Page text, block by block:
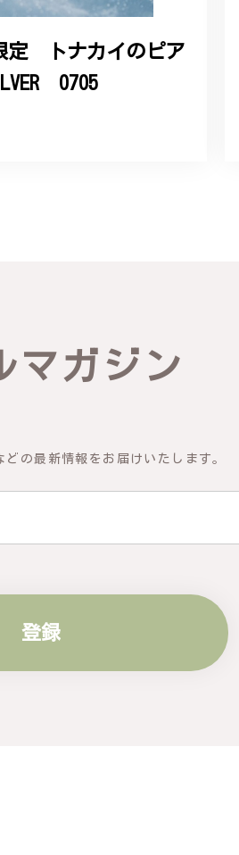
定 トナカイのピア
0705
マガジン
の最新情報をお届けいたします。
登録